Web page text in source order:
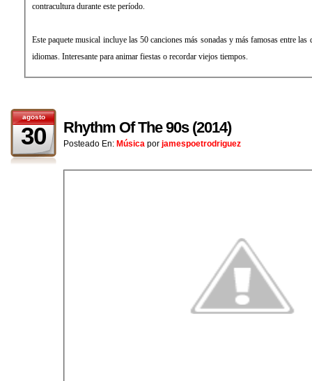
contracultura durante este período.
Este paquete musical incluye las 50 canciones más sonadas y más famosas entre
idiomas. Interesante para animar fiestas o recordar viejos tiempos.
agosto
30 Rhythm Of The 90s (2014)
Posteado En: Música por jamespoetrodriguez